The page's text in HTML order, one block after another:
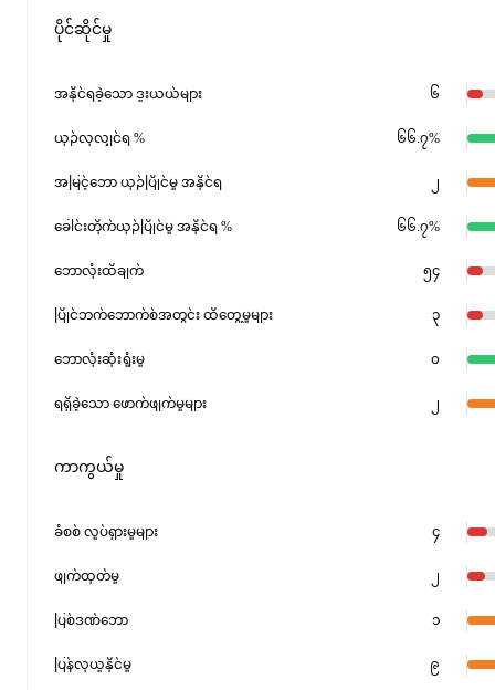
ပိုင်ဆိုင်မှု
အနိုင်ရခဲ့သော ဒူးယယ်များ ၆
ယှဉ်လုလျှင်ရ % ၆၆.၇%
အမြင့်ဘော ယှဉ်ပြိုင်မှု အနိုင်ရ ၂
ခေါင်းတိုက်ယှဉ်ပြိုင်မှု အနိုင်ရ % ၆၆.၇%
ဘောလုံးထိချက် ၅၄
ပြိုင်ဘက်ဘောက်စ်အတွင်း ထိတွေ့မှုများ ၃
ဘောလုံးဆုံးရှုံးမှု ၀
ရရှိခဲ့သော ဖောက်ဖျက်မှုများ ၂
ကာကွယ်မှု
ခံစစ် လှုပ်ရှားမှုများ ၄
ဖျက်ထုတ်မှု ၂
ပြစ်ဒဏ်ဘော ၁
ပြန်လုယူနိုင်မှု ၉